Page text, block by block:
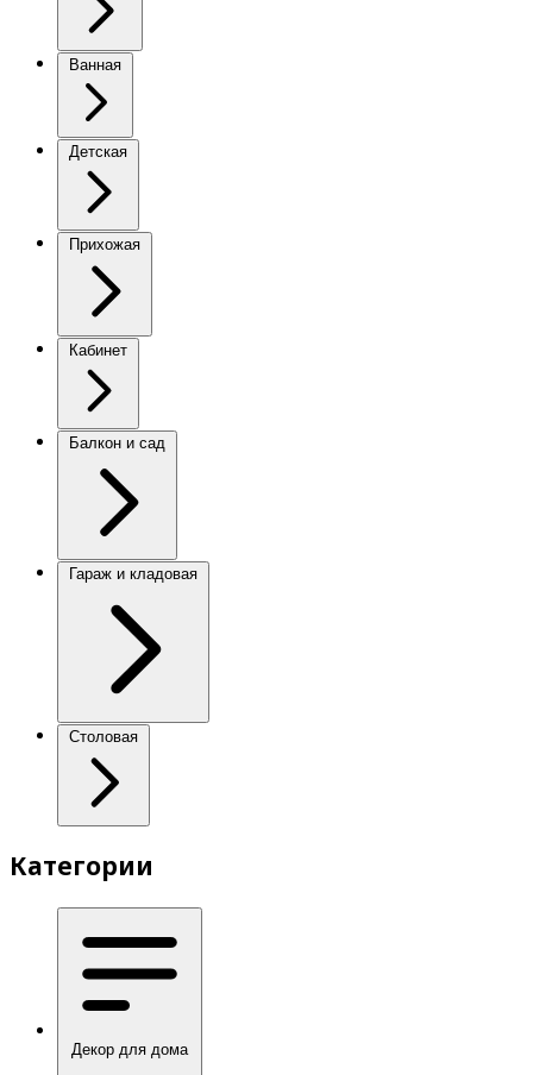
Ванная
Детская
Прихожая
Кабинет
Балкон и сад
Гараж и кладовая
Столовая
Категории
Декор для дома